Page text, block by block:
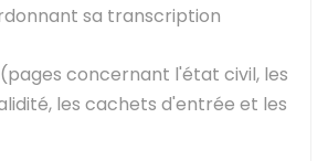
sa transcription
concernant l'état civil, les
les cachets d'entrée et les